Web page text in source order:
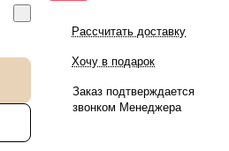
Рассчитать доставку
Хочу в подарок
Заказ подтверждается
звонком Менеджера